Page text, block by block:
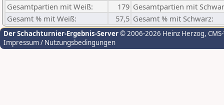
Gesamtpartien mit Weiß:
179 Gesamtpartien mit
Gesamt % mit Weiß:
57,5 Gesamt % mit Schwarz:
Der Schachturnier-Ergebnis-Server© 2006-2026 Heinz Herzog,
Impressum / Nutzungsbedingungen